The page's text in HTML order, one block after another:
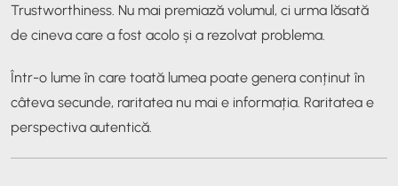
Trustworthiness. Nu mai premiază volumul, ci urma lăsată
de cineva care a fost acolo și a rezolvat problema.
Într-o lume în care toată lumea poate genera conținut în
câteva secunde, raritatea nu mai e informația. Raritatea e
perspectiva autentică.